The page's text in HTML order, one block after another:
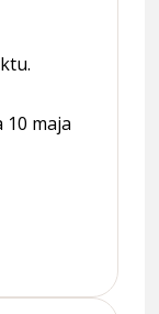
10 maja